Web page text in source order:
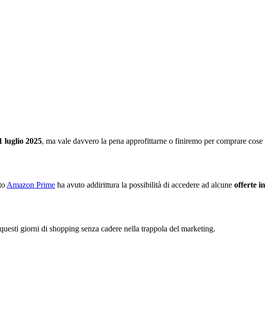
luglio 2025, ma vale davvero la pena approfittarne o finiremo per comprare cose
Amazon Prime ha avuto addirittura la possibilità di accedere ad alcune offerte in
giorni di shopping senza cadere nella trappola del marketing.